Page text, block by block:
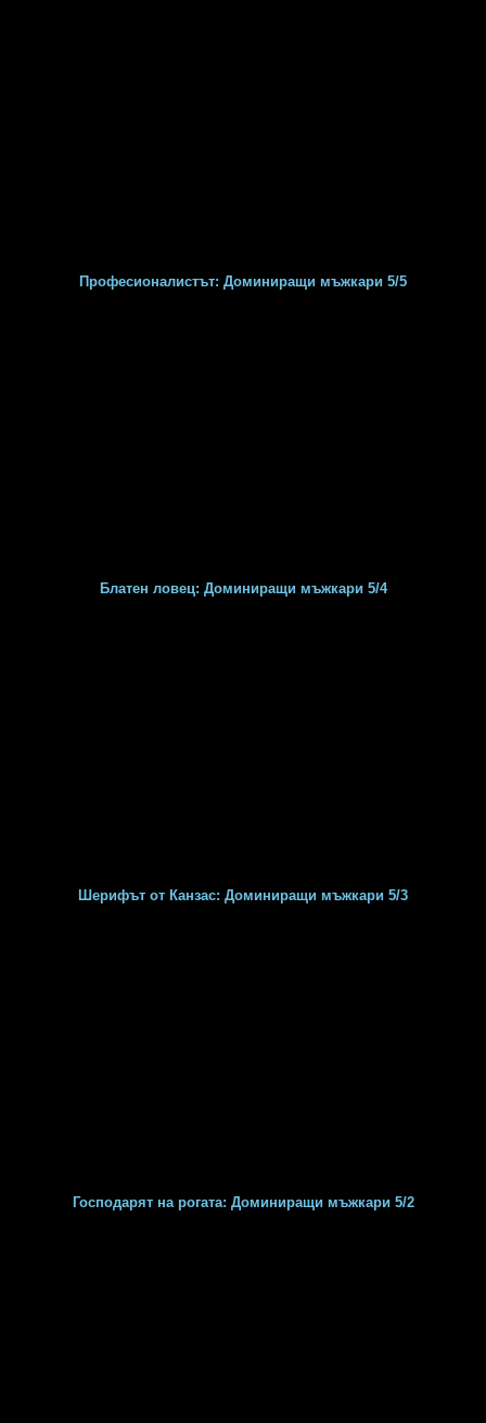
Професионалистът: Доминиращи мъжкари 5/5
Блатен ловец: Доминиращи мъжкари 5/4
Шерифът от Канзас: Доминиращи мъжкари 5/3
Господарят на рогата: Доминиращи мъжкари 5/2